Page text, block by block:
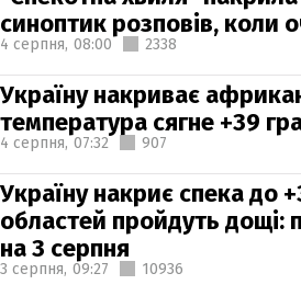
синоптик розповів, коли
4 серпня, 08:00 2338
Україну накриває
температура сягне +39
4 серпня, 07:32 907
Україну накриє спека до
областей пройдуть дощі:
на 3 серпня
3 серпня, 09:27 10936